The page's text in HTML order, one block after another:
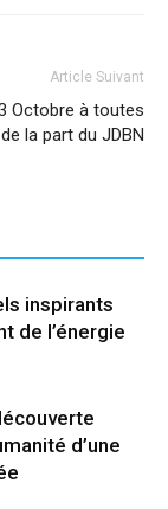
Article Suivant
Octobre à toutes
la part du JDBN
inspirants
de l’énergie
d’une